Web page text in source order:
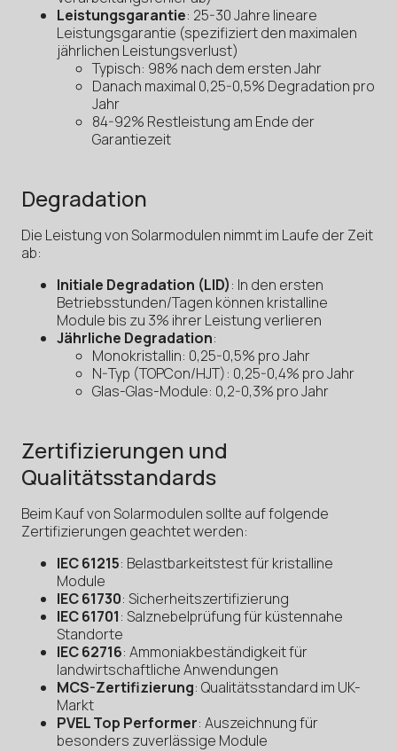
Leistungsgarantie: 25-30 Jahre lineare
Leistungsgarantie (spezifiziert den maximalen
jährlichen Leistungsverlust)
Typisch: 98% nach dem ersten Jahr
Danach maximal 0,25-0,5% Degradation pro
Jahr
84-92% Restleistung am Ende der
Garantiezeit
Degradation
Die Leistung von Solarmodulen nimmt im Laufe der Zeit
ab:
Initiale Degradation (LID): In den ersten
Betriebsstunden/Tagen können kristalline
Module bis zu 3% ihrer Leistung verlieren
Jährliche Degradation:
Monokristallin: 0,25-0,5% pro Jahr
N-Typ (TOPCon/HJT): 0,25-0,4% pro Jahr
Glas-Glas-Module: 0,2-0,3% pro Jahr
Zertifizierungen und
Qualitätsstandards
Beim Kauf von Solarmodulen sollte auf folgende
Zertifizierungen geachtet werden:
IEC 61215: Belastbarkeitstest für kristalline
Module
IEC 61730: Sicherheitszertifizierung
IEC 61701: Salznebelprüfung für küstennahe
Standorte
IEC 62716: Ammoniakbeständigkeit für
landwirtschaftliche Anwendungen
MCS-Zertifizierung: Qualitätsstandard im UK-
Markt
PVEL Top Performer: Auszeichnung für
besonders zuverlässige Module